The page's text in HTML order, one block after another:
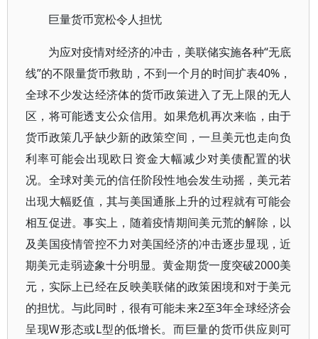
巨量货币宽松令人担忧
为应对疫情对经济的冲击，美联储实施各种“无底
线”的不限量货币救助，不到一个月的时间扩表40%，
全球不少发达经济体的货币政策进入了无上限的无人
区，将可能透支公众信用。如果危机再次来临，由于
货币政策几乎缺少新的政策空间，一旦美元也走向负
利率可能会出现欧日资金大幅减少对美债配置的状
况。全球对美元的信任阶段性地会发生动摇，美元若
出现大幅贬值，其与美国通胀上升的过程就有可能会
相互促进。事实上，随着疫情期间美元荒的解除，以
及美国疫情管控不力对美国经济的冲击逐步显现，近
期美元走弱迹象十分明显。黄金期货一度突破2000美
元，实际上已经在反映美联储的政策困境和对于美元
的担忧。与此同时，很有可能未来2至3年全球经济会
呈现W形态或L型的低增长。而巨量的货币供应则可